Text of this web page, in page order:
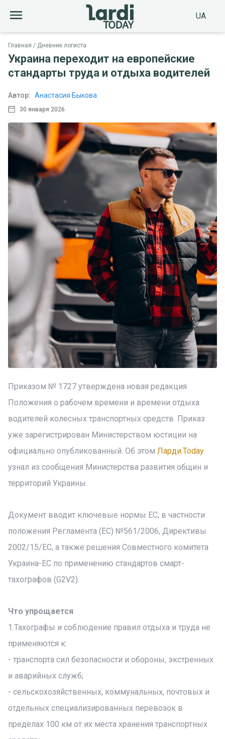
UA
Главная Дневник логиста
Украина переходит на европейские
стандарты труда и отдыха водителей
30 января 2026
Автор: Анастасия Быкова
Приказом № 1727 утверждена новая редакция
Положения о рабочем времени и времени отдыха
водителей колесных транспортных средств. Приказ
уже зарегистрирован Министерством юстиции на
официально опубликованный. Об этом Ларди.Today
узнал из сообщения Министерства развития общин и
территорий Украины.
Документ вводит ключевые нормы ЕС, в частности
положения Регламента (ЕС) №561/2006, Директивы
2002/15/ЕС, а также решения Совместного комитета
Украина-ЕС по применению стандартов смарт-
тахографов (G2V2).
Что упрощается
1.Тахографы и соблюдение правил отдыха и труда не
применяются к:
- транспорта сил безопасности и обороны, экстренных
и аварийных служб;
- сельскохозяйственных, коммунальных, почтовых и
отдельных специализированных перевозок в
пределах 100 км от их места хранения транспортных